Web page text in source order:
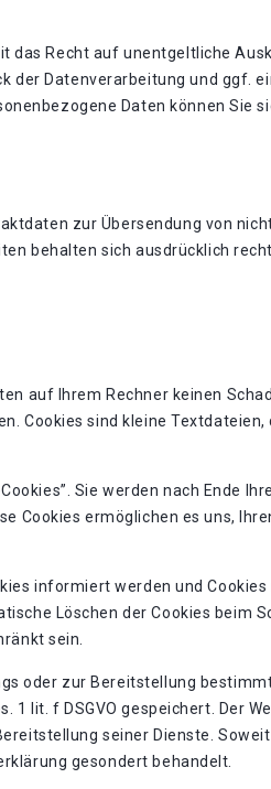
das Recht auf unentgeltliche
der Datenverarbeitung und ggf.
Daten können Sie
zur Übersendung von
behalten sich ausdrücklich
auf Ihrem Rechner keinen
Cookies sind kleine
Sie werden nach Ende
Cookies ermöglichen es uns,
informiert werden und
Löschen der Cookies beim
sein.
oder zur Bereitstellung
lit. f DSGVO gespeichert. Der
seiner Dienste.
gesondert behandelt.